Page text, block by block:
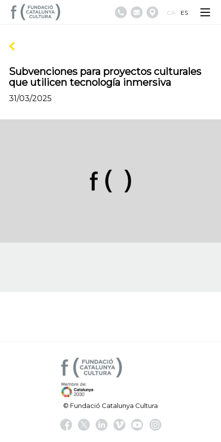
CA ES
Subvenciones para proyectos culturales
que utilicen tecnología inmersiva
31/03/2025
© Fundació Catalunya Cultura